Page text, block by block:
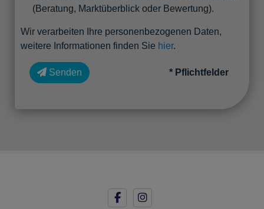
(Beratung, Marktüberblick oder Bewertung).
Wir verarbeiten Ihre personenbezogenen Daten,
weitere Informationen finden Sie hier.
Senden * Pflichtfelder